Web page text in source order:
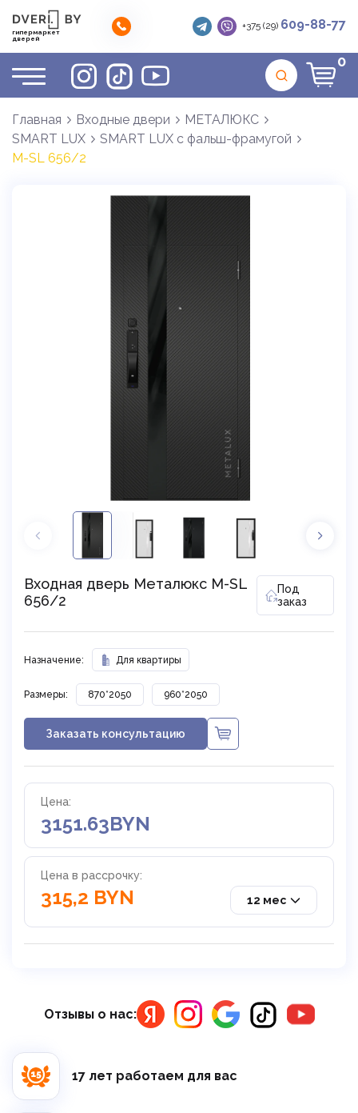
гипермаркет
дверей
+375 (29) 609-88-77
0
Главная Входные двери
МЕТАЛЮКС
SMART LUX
SMART LUX с фальш-фрамугой
М-SL 656/2
Входная дверь Металюкс М-SL
656/2
Под
заказ
Назначение: Для квартиры
Размеры: 870*2050 960*2050
Заказать консультацию
Цена:
3151.63BYN
Цена в рассрочку:
315,2 BYN 12 мес
Отзывы о нас:
17 лет работаем для вас